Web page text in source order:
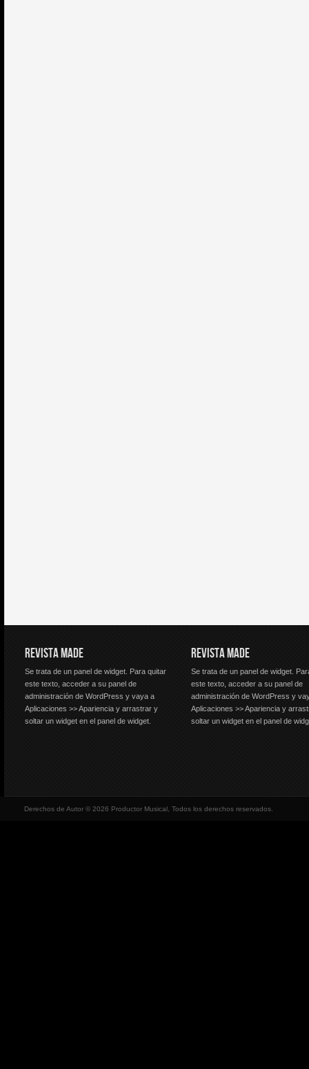
REVISTA MADE
Se trata de un panel de widget. Para quitar
este texto, acceder a su panel de
administración de WordPress y vaya a
Aplicaciones >> Apariencia y arrastrar y
soltar un widget en el panel de widget.
REVISTA MADE
Se trata de un panel de widget.
este texto, acceder a su panel de
administración de WordPress y
Aplicaciones >> Apariencia y
soltar un widget en el panel de
Derechos de Autor © 2026 Productor Musical, Todos los derechos reservados.